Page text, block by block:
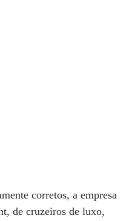
corretos, a empresa
de cruzeiros de luxo,